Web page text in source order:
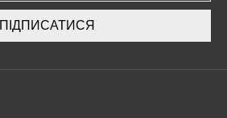
ПІДПИСАТИСЯ